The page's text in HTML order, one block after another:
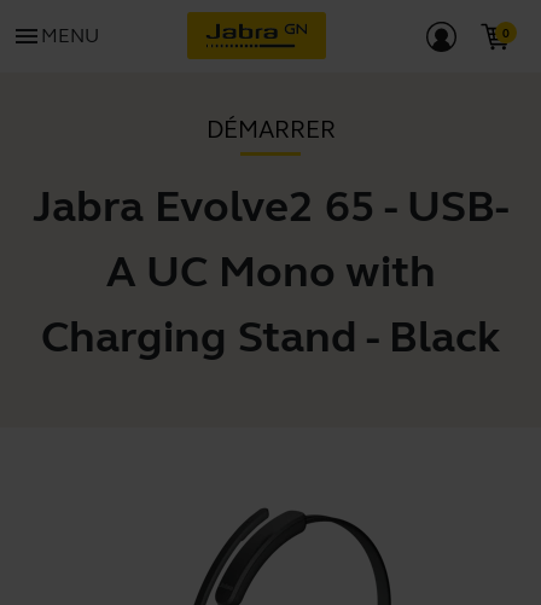
menu MENU
DÉMARRER
Jabra Evolve2 65 - USB-
A UC Mono with
Charging Stand - Black